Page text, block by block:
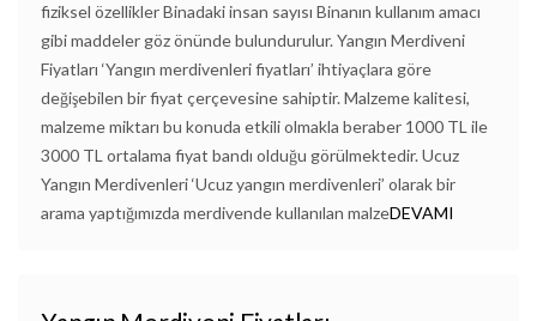
fiziksel özellikler Binadaki insan sayısı Binanın kullanım amacı
gibi maddeler göz önünde bulundurulur. Yangın Merdiveni
Fiyatları ‘Yangın merdivenleri fiyatları’ ihtiyaçlara göre
değişebilen bir fiyat çerçevesine sahiptir. Malzeme kalitesi,
malzeme miktarı bu konuda etkili olmakla beraber 1000 TL ile
3000 TL ortalama fiyat bandı olduğu görülmektedir. Ucuz
Yangın Merdivenleri ‘Ucuz yangın merdivenleri’ olarak bir
arama yaptığımızda merdivende kullanılan malzeDEVAMI